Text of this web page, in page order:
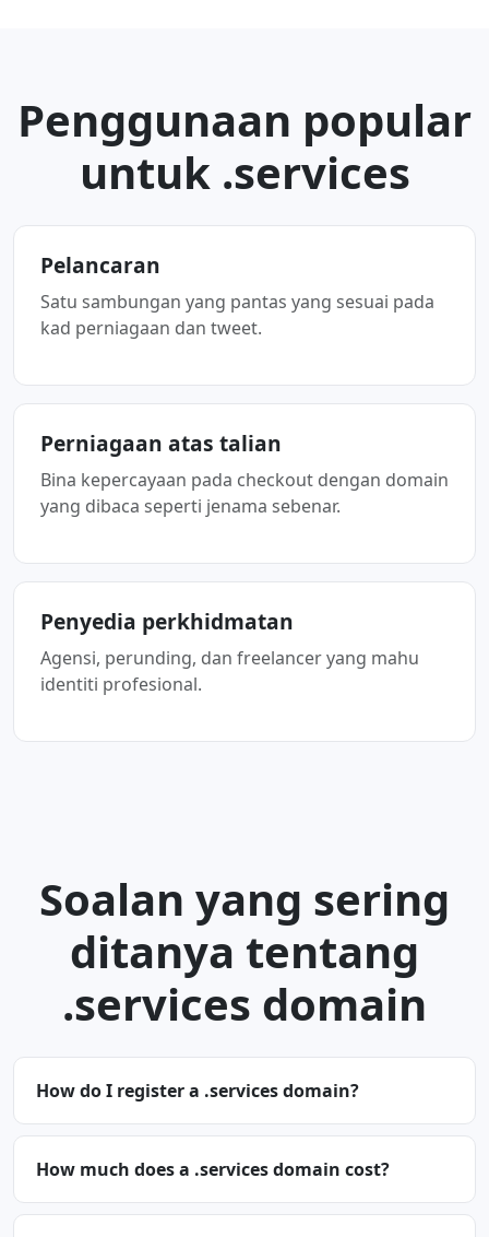
Penggunaan popular
untuk .services
Pelancaran
Satu sambungan yang pantas yang sesuai pada
kad perniagaan dan tweet.
Perniagaan atas talian
Bina kepercayaan pada checkout dengan domain
yang dibaca seperti jenama sebenar.
Penyedia perkhidmatan
Agensi, perunding, dan freelancer yang mahu
identiti profesional.
Soalan yang sering
ditanya tentang
.services domain
How do I register a .services domain?
How much does a .services domain cost?